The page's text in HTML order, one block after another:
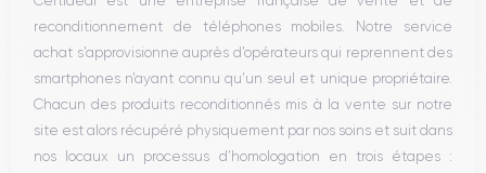
Bouton Home
Bluetooth
WiFi
Réseau
Vibreur
Prise USB
reconditionnement de téléphones mobiles. Notre service
achat s’approvisionne auprès d’opérateurs qui reprennent des
smartphones n’ayant connu qu’un seul et unique propriétaire.
Chacun des produits reconditionnés mis à la vente sur notre
site est alors récupéré physiquement par nos soins et suit dans
nos locaux un processus d’homologation en trois étapes :